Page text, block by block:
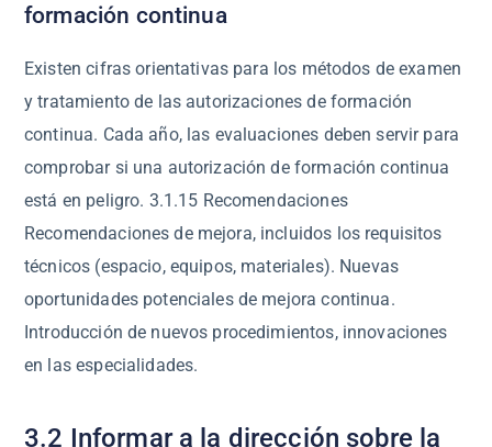
formación continua
Existen cifras orientativas para los métodos de examen
y tratamiento de las autorizaciones de formación
continua. Cada año, las evaluaciones deben servir para
comprobar si una autorización de formación continua
está en peligro. 3.1.15 Recomendaciones
Recomendaciones de mejora, incluidos los requisitos
técnicos (espacio, equipos, materiales). Nuevas
oportunidades potenciales de mejora continua.
Introducción de nuevos procedimientos, innovaciones
en las especialidades.
3.2 Informar a la dirección sobre la